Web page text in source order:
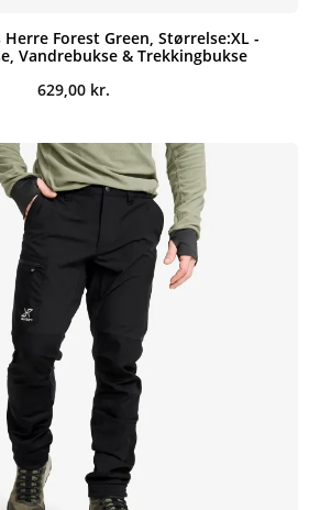
Herre Forest Green, Størrelse:XL -
Vandrebukse & Trekkingbukse
629,00 kr.